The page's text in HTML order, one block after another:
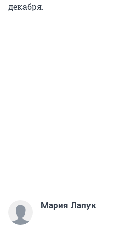
декабря.
Мария Лапук